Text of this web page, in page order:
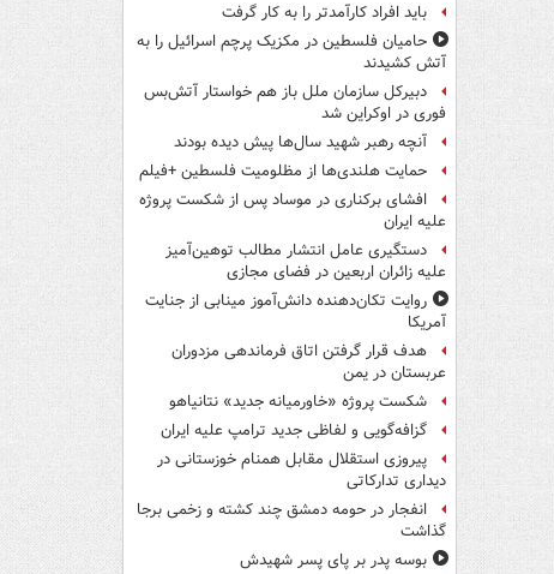
باید افراد کارآمدتر را به کار گرفت
حامیان فلسطین در مکزیک پرچم اسرائیل را به
آتش کشیدند
دبیرکل سازمان ملل باز هم خواستار آتش‌بس
فوری در اوکراین شد
آنچه رهبر شهید سال‌ها پیش دیده بودند
حمایت هلندی‌ها از مظلومیت فلسطین +فیلم
افشای برکناری در موساد پس از شکست پروژه
علیه ایران
دستگیری عامل انتشار مطالب توهین‌آمیز
علیه زائران اربعین در فضای مجازی
روایت تکان‌دهنده دانش‌آموز مینابی از جنایت
آمریکا
هدف قرار گرفتن اتاق‌ فرماندهی مزدوران
عربستان در یمن
شکست پروژه «خاورمیانه جدید» نتانیاهو
گزافه‌گویی و لفاظی جدید ترامپ علیه ایران
پیروزی استقلال مقابل همنام خوزستانی در
دیداری تدارکاتی
انفجار در حومه دمشق چند کشته و زخمی برجا
گذاشت
بوسه‌ پدر بر پای پسر شهیدش